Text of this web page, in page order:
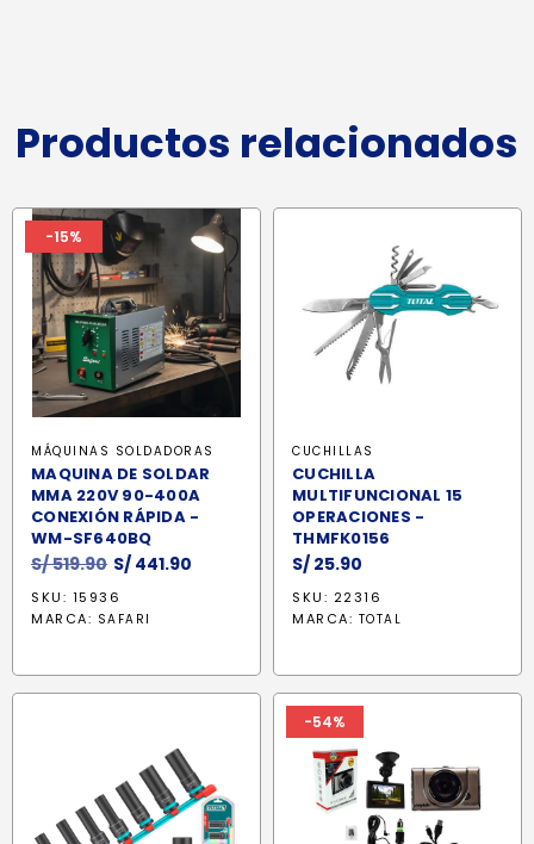
Productos relacionados
-15%
MÁQUINAS SOLDADORAS
MAQUINA DE SOLDAR
MMA 220V 90-400A
CONEXIÓN RÁPIDA -
WM-SF640BQ
S/519.90 El
precio
original
S/ 441.90
SKU: 15936
MARCA: SAFARI
CUCHILLAS
CUCHILLA
MULTIFUNCIONAL 15
OPERACIONES -
THMFK0156
S/ 25.90
SKU: 22316
MARCA: TOTAL
-54%